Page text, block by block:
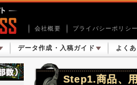
会社概要 プライバシーポリシー
データ作成・入稿ガイド よく
Step1.商品、